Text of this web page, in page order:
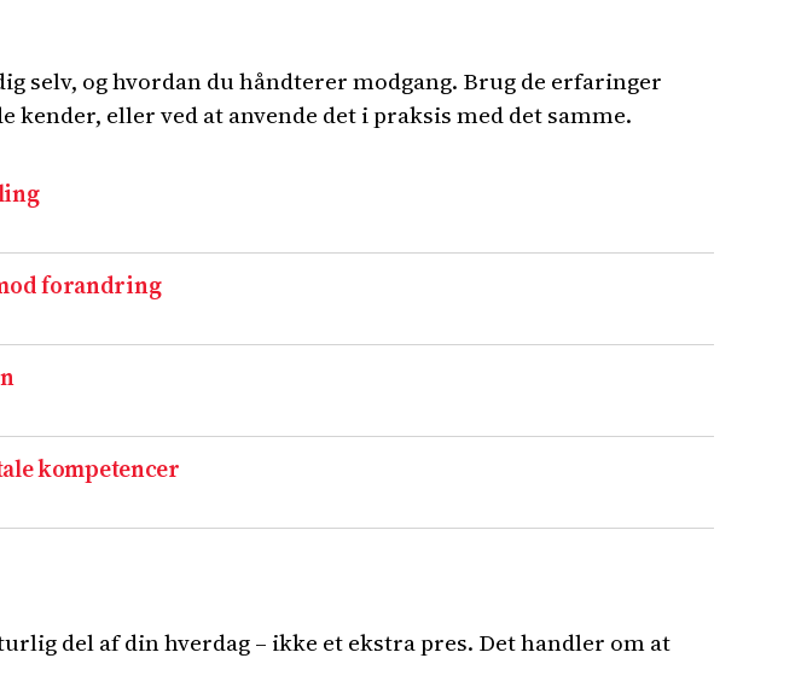
selv, og hvordan du håndterer modgang. Brug de erfaringer
eller ved at anvende det i praksis med det samme.
forandring
kompetencer
del af din hverdag – ikke et ekstra pres. Det handler om at